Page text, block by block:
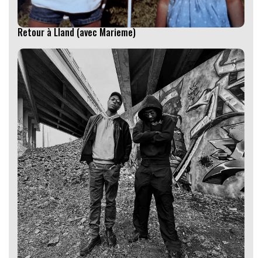
Retour à Lland (avec Marieme)